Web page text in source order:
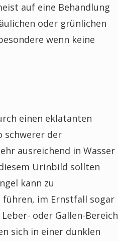
auf eine Behandlung
oder grünlichen
wenn keine
einen eklatanten
schwerer der
ausreichend in Wasser
Urinbild sollten
kann zu
führen, im Ernstfall sogar
oder Gallen-Bereich
sich in einer dunklen